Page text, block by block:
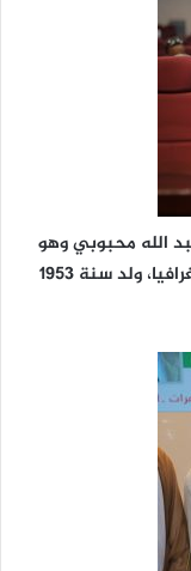
الله محبوبي وهو
أكاديمي وباحث موريتاني متخصص في الجغرافيا، ولد سنة 1953